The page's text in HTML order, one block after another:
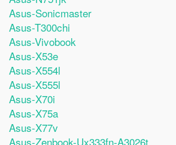
Asus-Sonicmaster
Asus-T300chi
Asus-Vivobook
Asus-X53e
Asus-X554l
Asus-X555l
Asus-X70i
Asus-X75a
Asus-X77v
Asus-Zenbook-Ux333fn-A3026t